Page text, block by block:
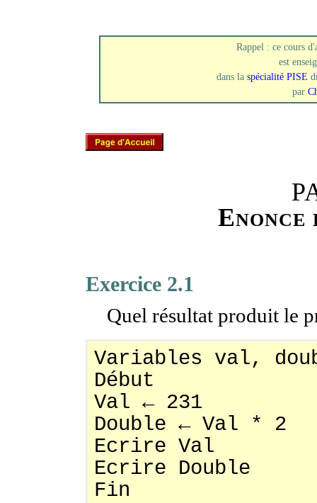
Rappel : ce cours
est
dans la spécialité PISE
par
Enonce
Exercice 2.1
Quel résultat produit le
Variables val,
Début
Val ← 231
Double ← Val * 2
Ecrire Val
Ecrire Double
Fin